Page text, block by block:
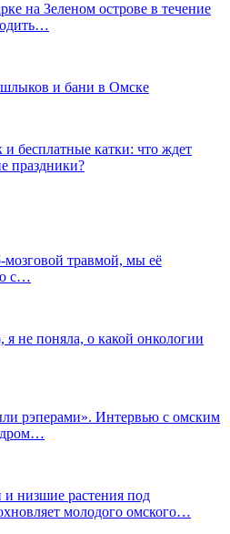
на Зеленом острове в течение
и бани в Омске
бесплатные катки: что ждет
праздники?
мозговой травмой, мы её
с…
не поняла, о какой онкологии
рэперами». Интервью с омским
низшие растения под
молодого омского…